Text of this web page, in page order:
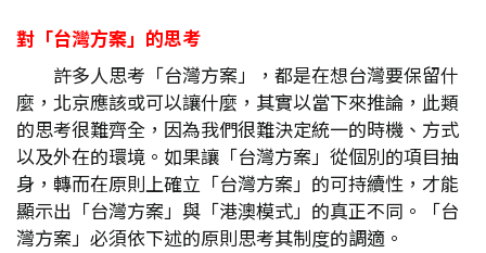
對「台灣方案」的思考
許多人思考「台灣方案」，都是在想台灣要保留什
麼，北京應該或可以讓什麼，其實以當下來推論，此類
的思考很難齊全，因為我們很難決定統一的時機、方式
以及外在的環境。如果讓「台灣方案」從個別的項目抽
身，轉而在原則上確立「台灣方案」的可持續性，才能
顯示出「台灣方案」與「港澳模式」的真正不同。「台
灣方案」必須依下述的原則思考其制度的調適。